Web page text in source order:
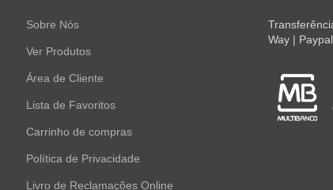
Sobre Nós
Ver Produtos
Área de Cliente
Lista de Favoritos
Carrinho de compras
Política de Privacidade
Livro de Reclamações Online
Way |